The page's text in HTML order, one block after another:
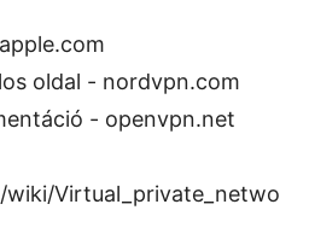
oldal - nordvpn.com
- openvpn.net
wiki/Virtual_private_netwo